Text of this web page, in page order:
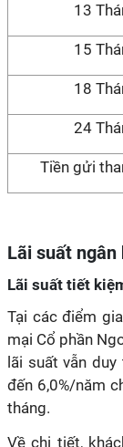
13
15
18
24
Tiền gửi
Lãi suất
Lãi suất tiết
Tại các điểm
mại Cổ phần
lãi suất vẫn
đến 6,0%/năm
tháng.
Về chi tiết,